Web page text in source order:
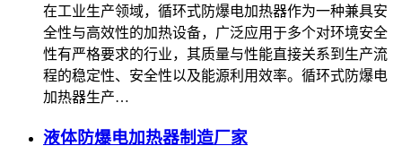
在工业生产领域，循环式防爆电加热器作为一种兼具安
全性与高效性的加热设备，广泛应用于多个对环境安全
性有严格要求的行业，其质量与性能直接关系到生产流
程的稳定性、安全性以及能源利用效率。循环式防爆电
加热器生产…
液体防爆电加热器制造厂家